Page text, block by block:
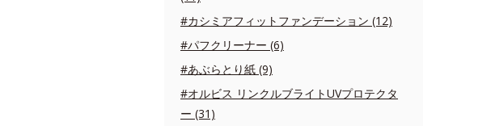
#カシミアフィットファンデーション (12)
#パフクリーナー (6)
#あぶらとり紙 (9)
#オルビス リンクルブライトUVプロテクタ
ー (31)